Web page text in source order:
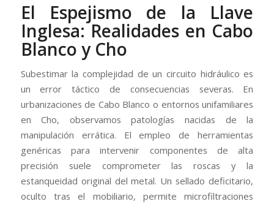
El Espejismo de la Llave
Inglesa: Realidades en Cabo
Blanco y Cho
Subestimar la complejidad de un circuito hidráulico es
un error táctico de consecuencias severas. En
urbanizaciones de Cabo Blanco o entornos unifamiliares
en Cho, observamos patologías nacidas de la
manipulación errática. El empleo de herramientas
genéricas para intervenir componentes de alta
precisión suele comprometer las roscas y la
estanqueidad original del metal. Un sellado deficitario,
oculto tras el mobiliario, permite microfiltraciones